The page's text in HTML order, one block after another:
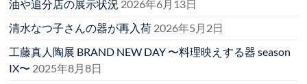
油や追分店の展示状況 2026年6月13日
清水なつ子さんの器が再入荷 2026年5月2日
工藤真人陶展 BRAND NEW DAY 〜料理映えする器 season
IX〜 2025年8月8日